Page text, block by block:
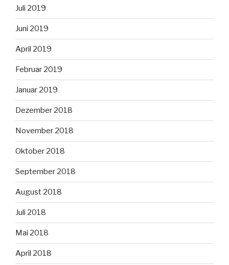
Juli 2019
Juni 2019
April 2019
Februar 2019
Januar 2019
Dezember 2018
November 2018
Oktober 2018
September 2018
August 2018
Juli 2018
Mai 2018
April 2018